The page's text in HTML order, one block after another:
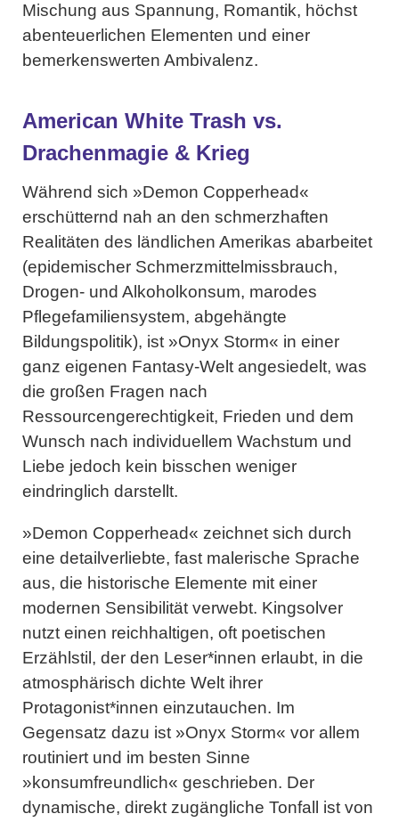
Mischung aus Spannung, Romantik, höchst
abenteuerlichen Elementen und einer
bemerkenswerten Ambivalenz.
American White Trash vs.
Drachenmagie & Krieg
Während sich »Demon Copperhead«
erschütternd nah an den schmerzhaften
Realitäten des ländlichen Amerikas abarbeitet
(epidemischer Schmerzmittelmissbrauch,
Drogen- und Alkoholkonsum, marodes
Pflegefamiliensystem, abgehängte
Bildungspolitik), ist »Onyx Storm« in einer
ganz eigenen Fantasy-Welt angesiedelt, was
die großen Fragen nach
Ressourcengerechtigkeit, Frieden und dem
Wunsch nach individuellem Wachstum und
Liebe jedoch kein bisschen weniger
eindringlich darstellt.
»Demon Copperhead« zeichnet sich durch
eine detailverliebte, fast malerische Sprache
aus, die historische Elemente mit einer
modernen Sensibilität verwebt. Kingsolver
nutzt einen reichhaltigen, oft poetischen
Erzählstil, der den Leser*innen erlaubt, in die
atmosphärisch dichte Welt ihrer
Protagonist*innen einzutauchen. Im
Gegensatz dazu ist »Onyx Storm« vor allem
routiniert und im besten Sinne
»konsumfreundlich« geschrieben. Der
dynamische, direkt zugängliche Tonfall ist von